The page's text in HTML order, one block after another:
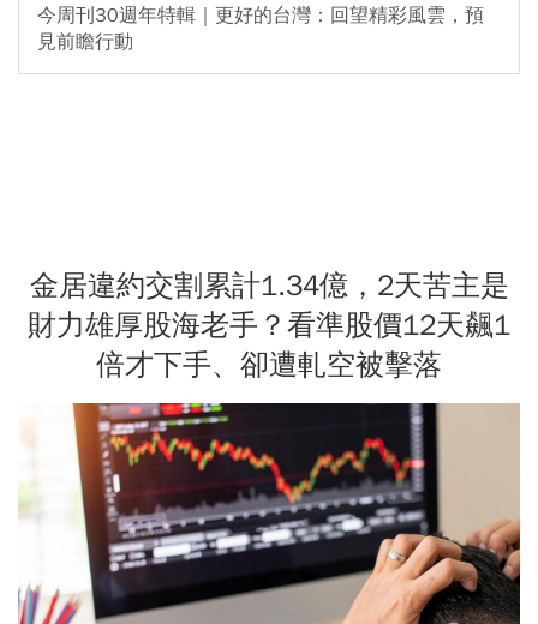
今周刊30週年特輯｜更好的台灣：回望精彩風雲，預
見前瞻行動
金居違約交割累計1.34億，2天苦主是
財力雄厚股海老手？看準股價12天飆1
倍才下手、卻遭軋空被擊落